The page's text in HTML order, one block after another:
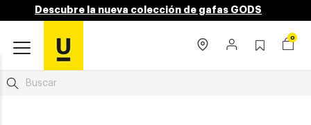
Descubre la nueva colección de gafas GODS
0